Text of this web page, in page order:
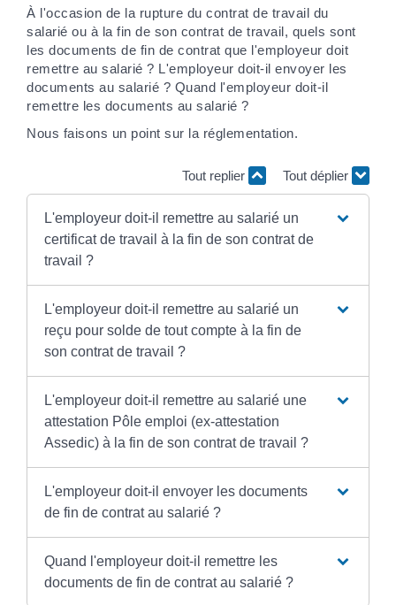
À l'occasion de la rupture du contrat de travail du
salarié ou à la fin de son contrat de travail, quels sont
les documents de fin de contrat que l'employeur doit
remettre au salarié ? L'employeur doit-il envoyer les
documents au salarié ? Quand l'employeur doit-il
remettre les documents au salarié ?
Nous faisons un point sur la réglementation.
Tout replier Tout déplier
L'employeur doit-il remettre au salarié un
certificat de travail à la fin de son contrat de
travail ?
L'employeur doit-il remettre au salarié un
reçu pour solde de tout compte à la fin de
son contrat de travail ?
L'employeur doit-il remettre au salarié une
attestation Pôle emploi (ex-attestation
Assedic) à la fin de son contrat de travail ?
L'employeur doit-il envoyer les documents
de fin de contrat au salarié ?
Quand l'employeur doit-il remettre les
documents de fin de contrat au salarié ?